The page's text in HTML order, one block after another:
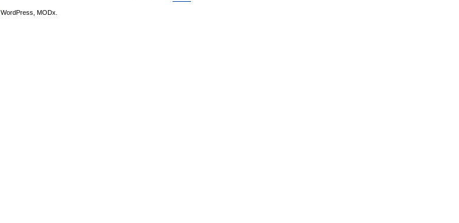
WordPress, MODx.